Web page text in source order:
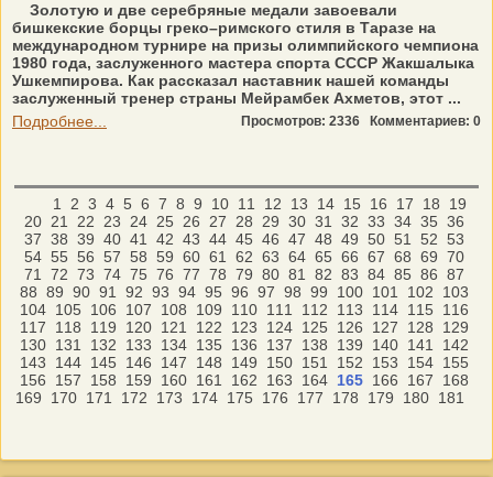
Золотую и две серебряные медали завоевали
бишкекские борцы греко–римского стиля в Таразе на
международном турнире на призы олимпийского чемпиона
1980 года, заслуженного мастера спорта СССР Жакшалыка
Ушкемпирова. Как рассказал наставник нашей команды
заслуженный тренер страны Мейрамбек Ахметов, этот ...
Подробнее...
Просмотров: 2336 Комментариев: 0
1 2 3 4 5 6 7 8 9 10 11 12 13 14 15 16 17 18
19
20 21 22 23 24 25 26 27 28 29 30 31 32 33 34 35 36
37 38 39 40 41 42 43 44 45 46 47 48 49 50 51 52 53
54 55 56 57 58 59 60 61 62 63 64 65 66 67 68 69 70
71
72 73 74 75 76 77 78 79 80 81 82 83 84 85 86 87
88 89 90 91 92 93 94 95 96 97 98 99 100 101 102
103
104 105 106 107 108 109 110 111 112 113 114 115
116
117
118 119 120 121 122 123 124 125 126 127 128
129
130 131 132 133 134 135 136 137 138 139 140 141
142
143
144 145 146 147 148 149 150 151 152 153 154 155
156
157 158 159 160 161 162 163 164 165 166 167
168
169
170 171 172 173 174 175 176 177 178 179 180 181